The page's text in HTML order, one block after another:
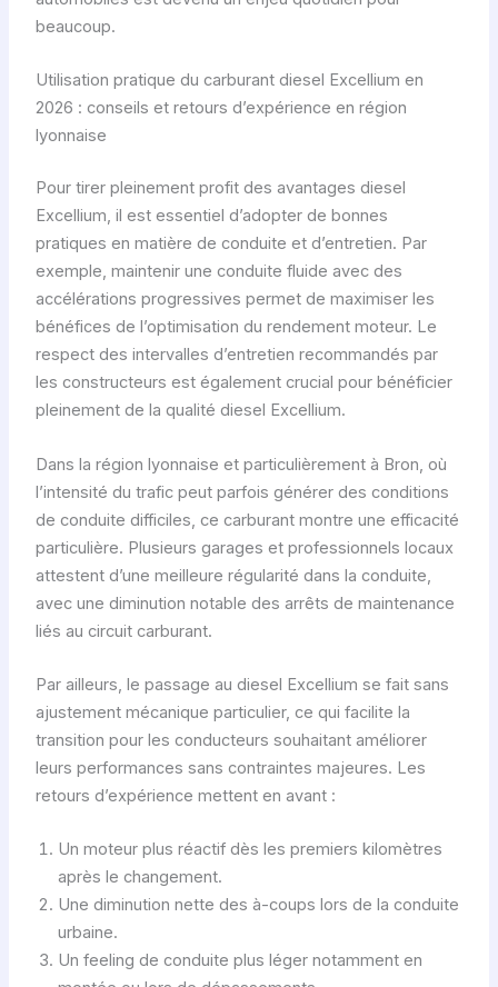
beaucoup.
Utilisation pratique du carburant diesel Excellium en
2026 : conseils et retours d’expérience en région
lyonnaise
Pour tirer pleinement profit des avantages diesel
Excellium, il est essentiel d’adopter de bonnes
pratiques en matière de conduite et d’entretien. Par
exemple, maintenir une conduite fluide avec des
accélérations progressives permet de maximiser les
bénéfices de l’optimisation du rendement moteur. Le
respect des intervalles d’entretien recommandés par
les constructeurs est également crucial pour bénéficier
pleinement de la qualité diesel Excellium.
Dans la région lyonnaise et particulièrement à Bron, où
l’intensité du trafic peut parfois générer des conditions
de conduite difficiles, ce carburant montre une efficacité
particulière. Plusieurs garages et professionnels locaux
attestent d’une meilleure régularité dans la conduite,
avec une diminution notable des arrêts de maintenance
liés au circuit carburant.
Par ailleurs, le passage au diesel Excellium se fait sans
ajustement mécanique particulier, ce qui facilite la
transition pour les conducteurs souhaitant améliorer
leurs performances sans contraintes majeures. Les
retours d’expérience mettent en avant :
Un moteur plus réactif dès les premiers kilomètres
après le changement.
Une diminution nette des à-coups lors de la conduite
urbaine.
Un feeling de conduite plus léger notamment en